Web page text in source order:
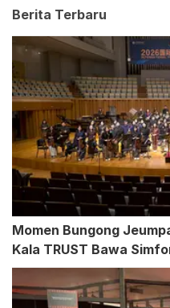
Berita Terbaru
Momen Bungong
Kala TRUST Bawa